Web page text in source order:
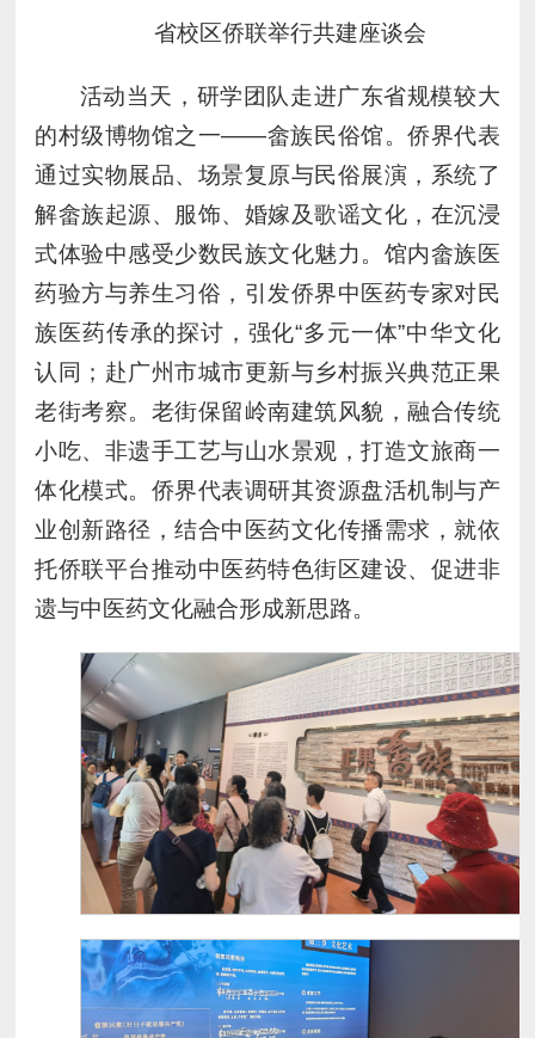
省校区侨联举行共建座谈会
活动当天，研学团队走进广东省规模较大
的村级博物馆之一——畲族民俗馆。侨界代表
通过实物展品、场景复原与民俗展演，系统了
解畲族起源、服饰、婚嫁及歌谣文化，在沉浸
式体验中感受少数民族文化魅力。馆内畲族医
药验方与养生习俗，引发侨界中医药专家对民
族医药传承的探讨，强化“多元一体”中华文化
认同；赴广州市城市更新与乡村振兴典范正果
老街考察。老街保留岭南建筑风貌，融合传统
小吃、非遗手工艺与山水景观，打造文旅商一
体化模式。侨界代表调研其资源盘活机制与产
业创新路径，结合中医药文化传播需求，就依
托侨联平台推动中医药特色街区建设、促进非
遗与中医药文化融合形成新思路。